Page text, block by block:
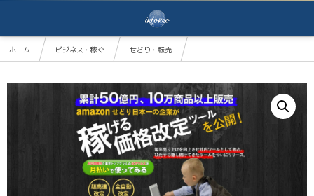
ホーム ビジネス・稼ぐ
せどり・転売